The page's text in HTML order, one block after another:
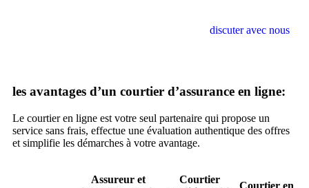
discuter avec nous
les avantages d’un courtier d’assurance en ligne:
Le courtier en ligne est votre seul partenaire qui propose un
service sans frais, effectue une évaluation authentique des offres
et simplifie les démarches à votre avantage.
Assureur et
Courtier
Courtier en